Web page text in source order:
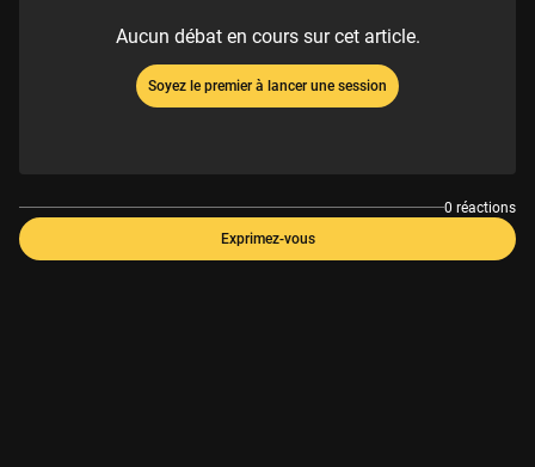
Aucun débat en cours sur cet article.
Soyez le premier à lancer une session
0 réactions
Exprimez-vous